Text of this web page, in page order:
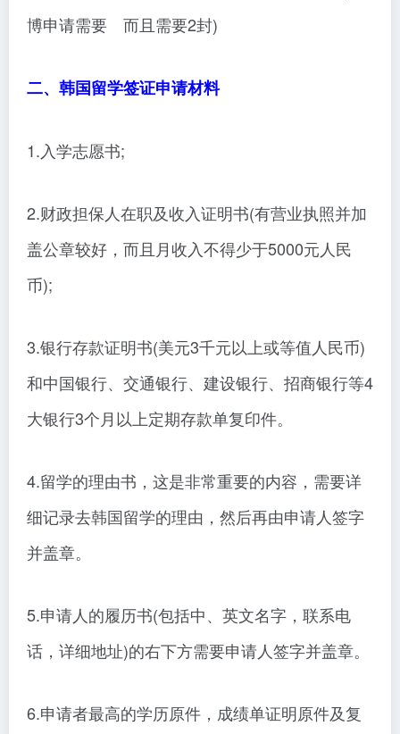
博申请需要 而且需要2封)
二、韩国留学签证申请材料
1.入学志愿书;
2.财政担保人在职及收入证明书(有营业执照并加
盖公章较好，而且月收入不得少于5000元人民
币);
3.银行存款证明书(美元3千元以上或等值人民币)
和中国银行、交通银行、建设银行、招商银行等4
大银行3个月以上定期存款单复印件。
4.留学的理由书，这是非常重要的内容，需要详
细记录去韩国留学的理由，然后再由申请人签字
并盖章。
5.申请人的履历书(包括中、英文名字，联系电
话，详细地址)的右下方需要申请人签字并盖章。
6.申请者最高的学历原件，成绩单证明原件及复